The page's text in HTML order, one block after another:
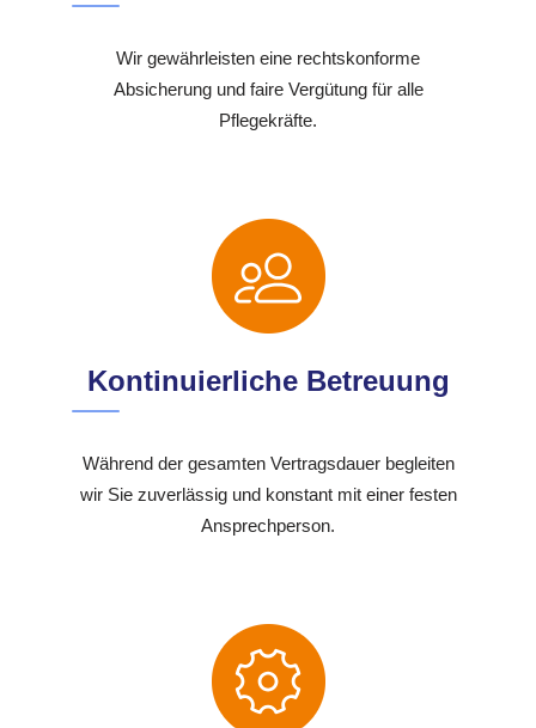
Wir gewährleisten eine rechtskonforme
Absicherung und faire Vergütung für alle
Pflegekräfte.
Kontinuierliche Betreuung
Während der gesamten Vertragsdauer begleiten
wir Sie zuverlässig und konstant mit einer festen
Ansprechperson.